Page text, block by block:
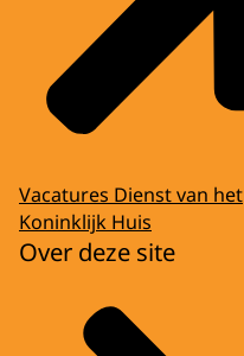
Vacatures Dienst van het
Koninklijk Huis
Over deze site